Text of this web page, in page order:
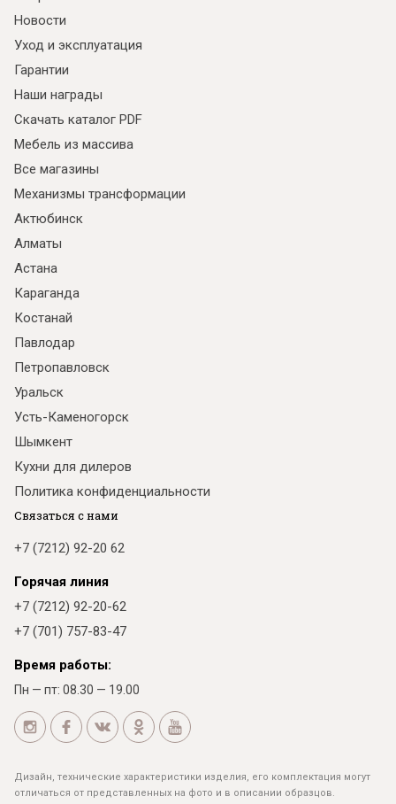
Новости
Уход и эксплуатация
Гарантии
Наши награды
Скачать каталог PDF
Мебель из массива
Все магазины
Механизмы трансформации
Актюбинск
Алматы
Астана
Караганда
Костанай
Павлодар
Петропавловск
Уральск
Усть-Каменогорск
Шымкент
Кухни для дилеров
Политика конфиденциальности
Связаться с нами
+7 (7212) 92-20 62
Горячая линия
+7 (7212) 92-20-62
+7 (701) 757-83-47
Время работы:
Пн — пт: 08.30 — 19.00
Дизайн, технические характеристики изделия, его комплектация могут
отличаться от представленных на фото и в описании образцов.